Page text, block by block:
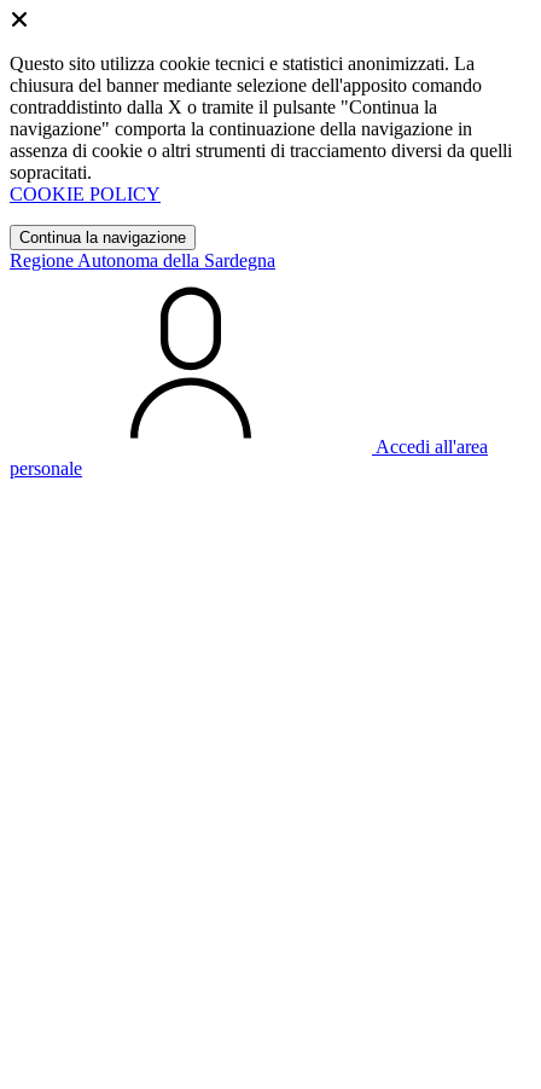
Questo sito utilizza cookie tecnici e statistici anonimizzati. La
chiusura del banner mediante selezione dell'apposito comando
contraddistinto dalla X o tramite il pulsante "Continua la
navigazione" comporta la continuazione della navigazione in
assenza di cookie o altri strumenti di tracciamento diversi da quelli
sopracitati.
COOKIE POLICY
Continua la navigazione
Regione Autonoma della Sardegna
Accedi all'area
personale